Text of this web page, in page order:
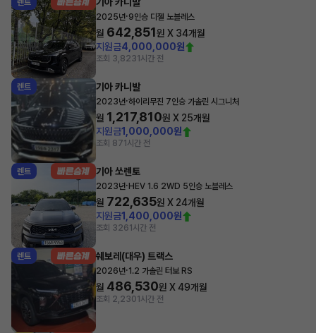
렌트
2025년·9인승 디젤 노블레스
월 642,851원 X 34개월
지원금4,000,000원
조회 3,8231시간 전
렌트 기아 카니발
2023년·하이리무진 7인승 가솔린 시그니처
월 1,217,810원 X 25개월
지원금1,000,000원
조회 871시간 전
렌트 기아 쏘렌토
2023년· HEV 1.6 2WD 5인승 노블레스
월 722,635원 X 24개월
지원금1,400,000원
조회 3261시간 전
렌트 쉐보레(대우) 트랙스
2026년·1.2 가솔린 터보 RS
월 486,530원 X49개월
조회 2,2301시간 전